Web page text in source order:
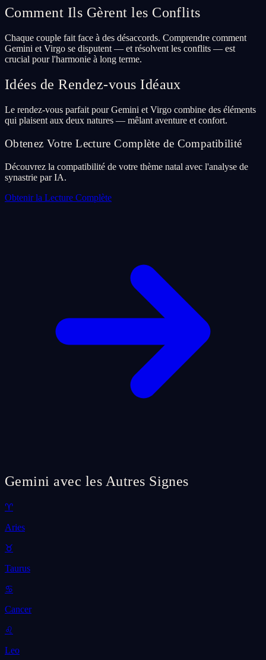
Comment Ils Gèrent les Conflits
Chaque couple fait face à des désaccords. Comprendre comment
Gemini et Virgo se disputent — et résolvent les conflits — est
crucial pour l'harmonie à long terme.
Idées de Rendez-vous Idéaux
Le rendez-vous parfait pour Gemini et Virgo combine des éléments
qui plaisent aux deux natures — mêlant aventure et confort.
Obtenez Votre Lecture Complète de Compatibilité
Découvrez la compatibilité de votre thème natal avec l'analyse de
synastrie par IA.
Obtenir la Lecture Complète
Gemini avec les Autres Signes
♈
Aries
♉
Taurus
♋
Cancer
♌
Leo